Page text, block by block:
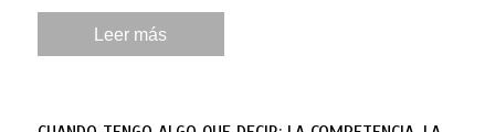
Leer más